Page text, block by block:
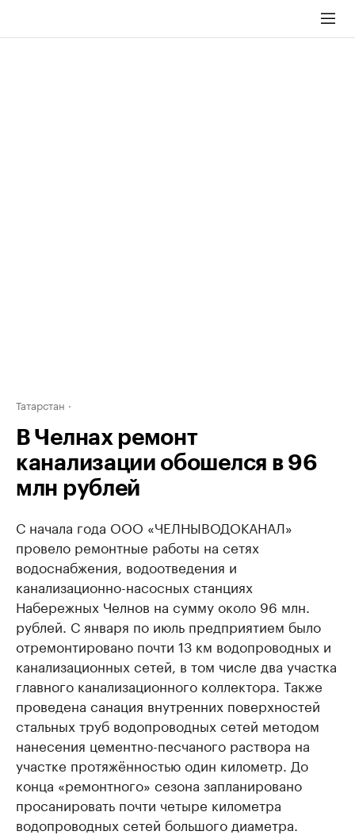
Татарстан
В Челнах ремонт
канализации обошелся в 96
млн рублей
С начала года ООО «ЧЕЛНЫВОДОКАНАЛ»
провело ремонтные работы на сетях
водоснабжения, водоотведения и
канализационно-насосных станциях
Набережных Челнов на сумму около 96 млн.
рублей. С января по июль предприятием было
отремонтировано почти 13 км водопроводных и
канализационных сетей, в том числе два участка
главного канализационного коллектора. Также
проведена санация внутренних поверхностей
стальных труб водопроводных сетей методом
нанесения цементно-песчаного раствора на
участке протяжённостью один километр. До
конца «ремонтного» сезона запланировано
просанировать почти четыре километра
водопроводных сетей большого диаметра.